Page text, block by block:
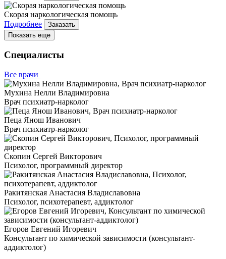
Скорая наркологическая помощь
Подробнее
Заказать
Показать еще
Специалисты
Все врачи
Мухина Нелли Владимировна
Врач психиатр-нарколог
Пеца Янош Иванович
Врач психиатр-нарколог
Скопин Сергей Викторович
Психолог, программный директор
Ракитянская Анастасия Владиславовна
Психолог, психотерапевт, аддиктолог
Егоров Евгений Игоревич
Консультант по химической зависимости (консультант-
аддиктолог)